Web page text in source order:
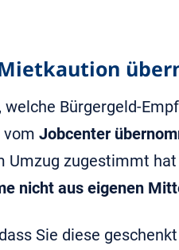
Bürgergeld-
vom Jobcenter
Umzug zugestimmt
nicht aus eigenen
Sie diese